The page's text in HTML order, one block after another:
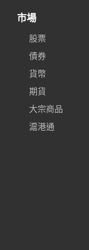
市場
股票
債券
貨幣
期貨
大宗商品
滬港通